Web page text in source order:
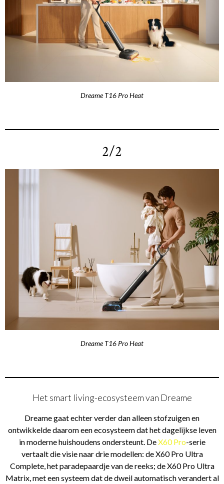
Dreame T16 Pro Heat
2/2
Dreame T16 Pro Heat
Het smart living-ecosysteem van Dreame
Dreame gaat echter verder dan alleen stofzuigen en
ontwikkelde daarom een ecosysteem dat het dagelijkse leven
in moderne huishoudens ondersteunt. DeX60 Pro-serie
vertaalt die visie naar drie modellen: de X60 Pro Ultra
Complete, het paradepaardje van de reeks; de X60 Pro Ultra
Matrix, met een systeem dat de dweil automatisch verandert al